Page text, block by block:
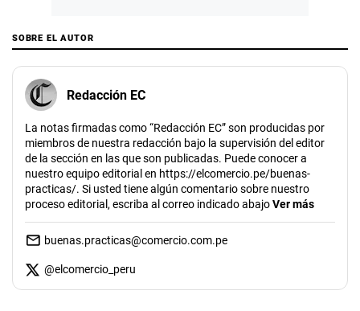
SOBRE EL AUTOR
Redacción EC
La notas firmadas como “Redacción EC” son producidas por
miembros de nuestra redacción bajo la supervisión del editor
de la sección en las que son publicadas. Puede conocer a
nuestro equipo editorial en https://elcomercio.pe/buenas-
practicas/. Si usted tiene algún comentario sobre nuestro
proceso editorial, escriba al correo indicado abajoVer más
buenas.practicas@comercio.com.pe
@elcomercio_peru